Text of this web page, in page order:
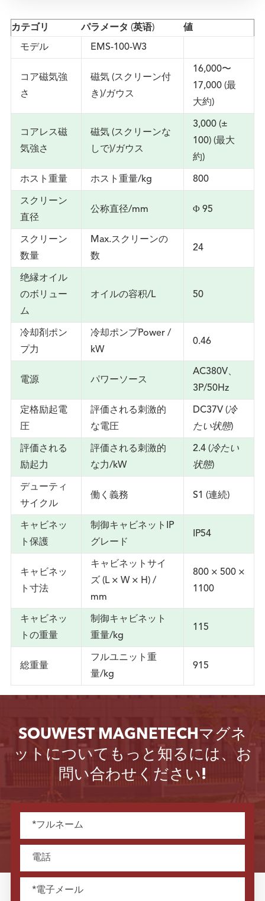
カテゴリ パラメータ (英语) 値
モデル EMS-100-W3
コア磁気強
さ
磁気 (スクリーン付
き)/ガウス
16,000〜
17,000 (最
大約)
コアレス磁
気強さ
磁気 (スクリーンな
しで)/ガウス
3,000 (±
100) (最大
約)
ホスト重量 ホスト重量/kg 800
スクリーン
直径
公称直径/mm Φ 95
スクリーン
数量
Max.スクリーンの
数
24
绝縁オイル
のボリュー
ム
オイルの容积/L 50
冷却剤ポン
プ力
冷却ポンプPower /
kW
0.46
電源 パワーソース
AC380V、
3P/50Hz
定格励起電
圧
評価される刺激的
な電圧
DC37V (冷
たい状態)
評価される
励起力
評価される刺激的
な力/kW
2.4 (冷たい
状態)
デューティ
サイクル
働く義務 S1 (連続)
キャビネッ
ト保護
制御キャビネットIP
グレード
IP54
キャビネッ
ト寸法
キャビネットサイ
ズ (L × W × H) /
mm
800 × 500 ×
1100
キャビネッ
トの重量
制御キャビネット
重量/kg
115
総重量
フルユニット重
量/kg
915
SOUWEST MAGNETECHマグネ
ットについてもっと知るには、お
問い合わせください!